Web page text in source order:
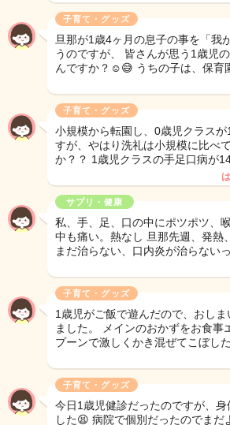
子育て・グッズ
旦那が1歳4ヶ月の息子の事を「我
うのですが、 皆さんが思う1歳児
んですか？☺️😅 うちの子は、保育
子育て・グッズ
小規模から転園し、0歳児クラス
すが、やはり洗礼は小規模に比べ
か？？ 1歳児クラスの手足口病が
サプリ・健康
私、手、足、口の中にポツポツ、
中も痛い。熱なし 旦那先週、発熱
まだ治らない、口内炎が治らない
子育て・グッズ
1歳児がご飯で遊んだので、おし
ました。 メインのおかずをお食事
プーンで激しくかき混ぜてこぼし
子育て・グッズ
今日1歳児健診だったのですが、
した😫 病院で個別だったのでまだ